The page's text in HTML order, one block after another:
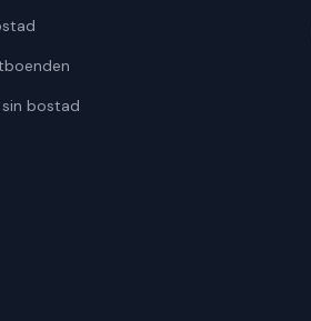
bostad